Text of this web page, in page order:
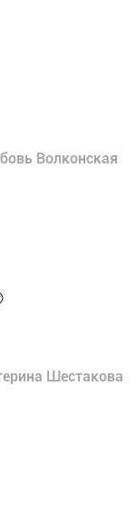
Волконская
Шестакова